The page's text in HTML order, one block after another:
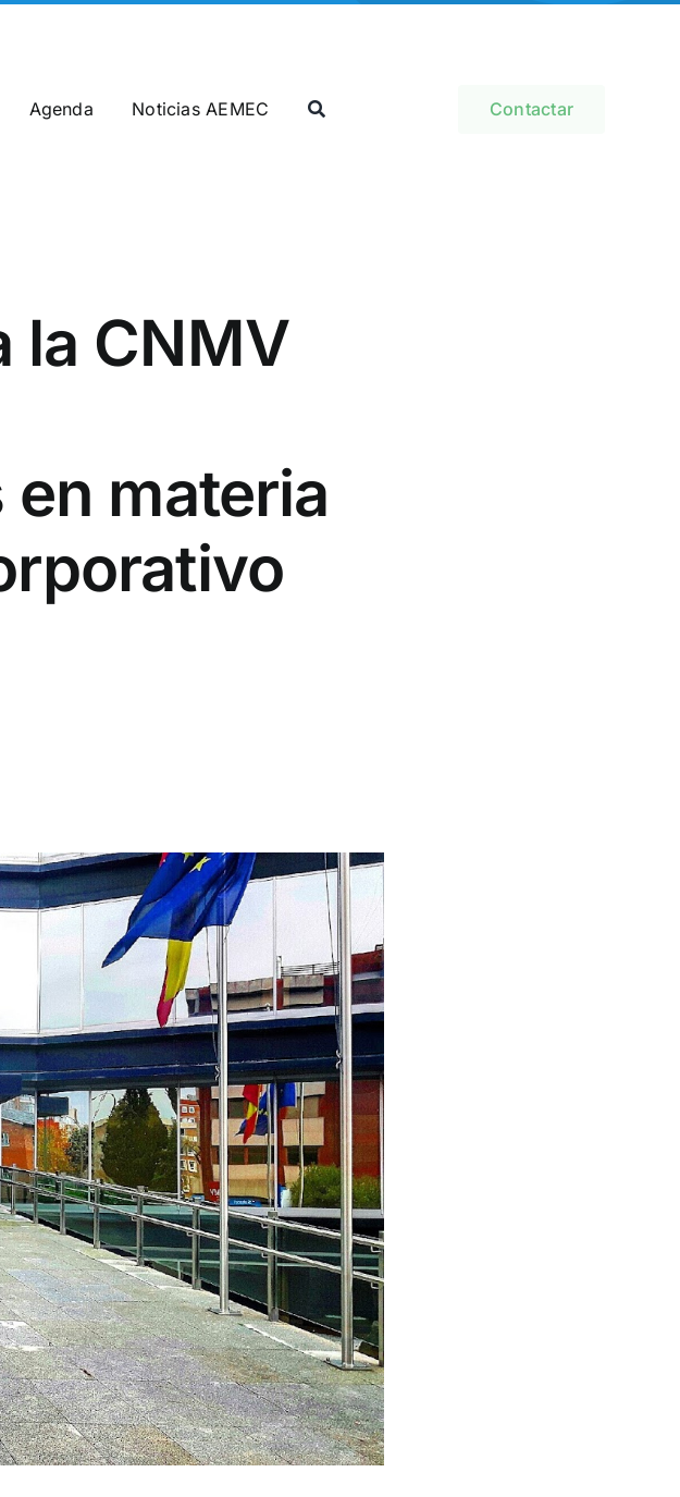
Agenda Noticias AEMEC Contactar
la CNMV
materia